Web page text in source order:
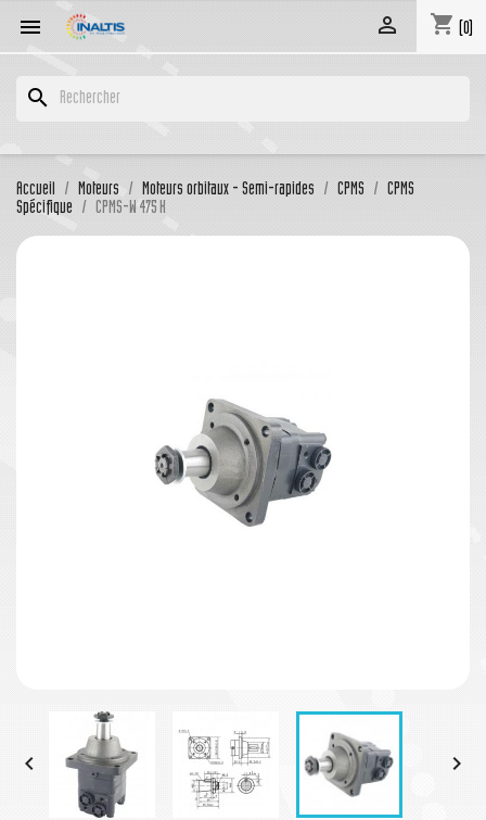
 shopping_cart (0)

search
Accueil Moteurs Moteurs orbitaux - Semi-rapides CPMS
CPMS
Spécifique
CPMS-W 475 K
 